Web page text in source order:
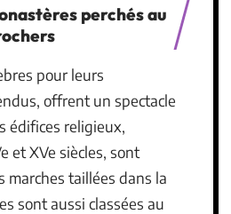
perchés au
pour leurs
offrent un spectacle
édifices religieux,
et XVe siècles, sont
marches taillées dans la
sont aussi classées au